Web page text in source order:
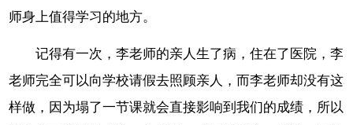
师身上值得学习的地方。
记得有一次，李老师的亲人生了病，住在了医院，李
老师完全可以向学校请假去照顾亲人，而李老师却没有这
样做，因为塌了一节课就会直接影响到我们的成绩，所以